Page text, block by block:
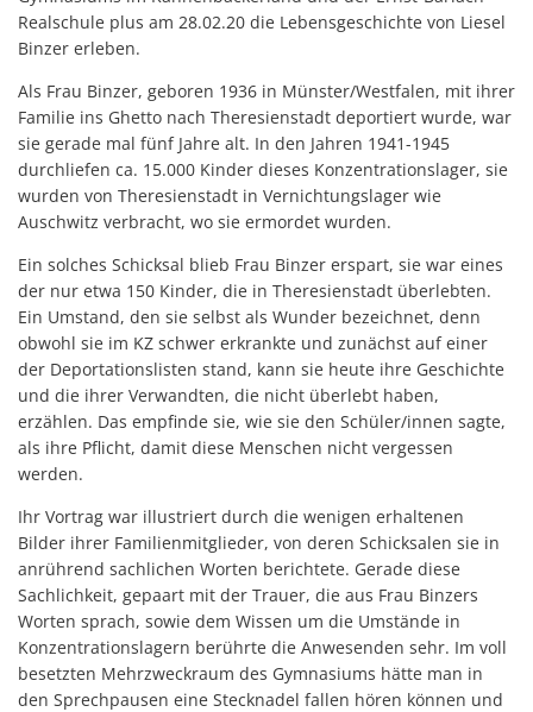
Realschule plus am 28.02.20 die Lebensgeschichte von Liesel
Binzer erleben.
Als Frau Binzer, geboren 1936 in Münster/Westfalen, mit ihrer
Familie ins Ghetto nach Theresienstadt deportiert wurde, war
sie gerade mal fünf Jahre alt. In den Jahren 1941-1945
durchliefen ca. 15.000 Kinder dieses Konzentrationslager, sie
wurden von Theresienstadt in Vernichtungslager wie
Auschwitz verbracht, wo sie ermordet wurden.
Ein solches Schicksal blieb Frau Binzer erspart, sie war eines
der nur etwa 150 Kinder, die in Theresienstadt überlebten.
Ein Umstand, den sie selbst als Wunder bezeichnet, denn
obwohl sie im KZ schwer erkrankte und zunächst auf einer
der Deportationslisten stand, kann sie heute ihre Geschichte
und die ihrer Verwandten, die nicht überlebt haben,
erzählen. Das empfinde sie, wie sie den Schüler/innen sagte,
als ihre Pflicht, damit diese Menschen nicht vergessen
werden.
Ihr Vortrag war illustriert durch die wenigen erhaltenen
Bilder ihrer Familienmitglieder, von deren Schicksalen sie in
anrührend sachlichen Worten berichtete. Gerade diese
Sachlichkeit, gepaart mit der Trauer, die aus Frau Binzers
Worten sprach, sowie dem Wissen um die Umstände in
Konzentrationslagern berührte die Anwesenden sehr. Im voll
besetzten Mehrzweckraum des Gymnasiums hätte man in
den Sprechpausen eine Stecknadel fallen hören können und